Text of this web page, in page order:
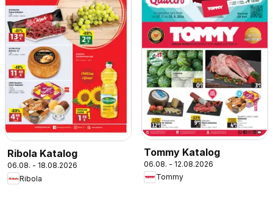
Ribola Katalog
06.08. - 18.08.2026
Ribola
Tommy Katalog
06.08. - 12.08.2026
Tommy